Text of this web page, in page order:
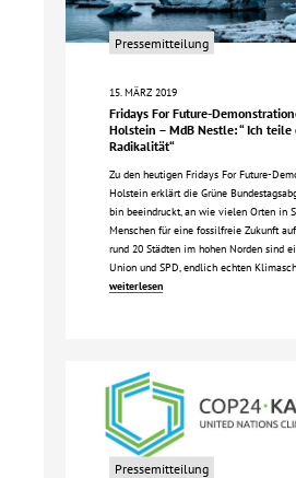
Pressemitteilung
15. MÄRZ 2019
Fridays For Future-
Holstein – MdB Nestle: “ Ich
Radikalität“
Zu den heutigen Fridays For Future-
Holstein erklärt die Grüne
bin beeindruckt, an wie vielen Orten in
Menschen für eine fossilfreie Zukunft
rund 20 Städten im hohen Norden sind
Union und SPD, endlich echten
weiterlesen
Pressemitteilung